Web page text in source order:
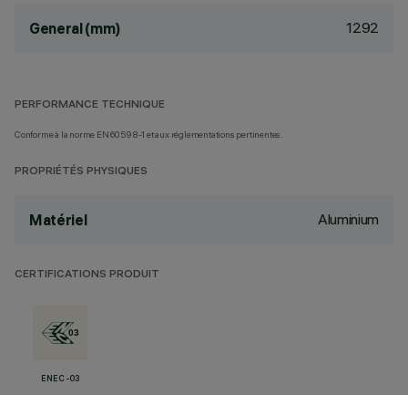
General (mm) 1292
PERFORMANCE TECHNIQUE
Conforme à la norme EN60598-1 et aux réglementations pertinentes.
PROPRIÉTÉS PHYSIQUES
Matériel Aluminium
CERTIFICATIONS PRODUIT
ENEC-03